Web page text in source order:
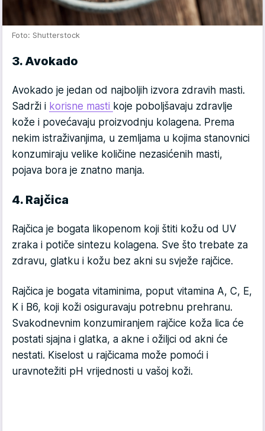
Foto: Shutterstock
3. Avokado
Avokado je jedan od najboljih izvora zdravih masti.
Sadrži i korisne masti koje poboljšavaju zdravlje
kože i povećavaju proizvodnju kolagena. Prema
nekim istraživanjima, u zemljama u kojima stanovnici
konzumiraju velike količine nezasićenih masti,
pojava bora je znatno manja.
4. Rajčica
Rajčica je bogata likopenom koji štiti kožu od UV
zraka i potiče sintezu kolagena. Sve što trebate za
zdravu, glatku i kožu bez akni su svježe rajčice.
Rajčica je bogata vitaminima, poput vitamina A, C, E,
K i B6, koji koži osiguravaju potrebnu prehranu.
Svakodnevnim konzumiranjem rajčice koža lica će
postati sjajna i glatka, a akne i ožiljci od akni će
nestati. Kiselost u rajčicama može pomoći i
uravnotežiti pH vrijednosti u vašoj koži.